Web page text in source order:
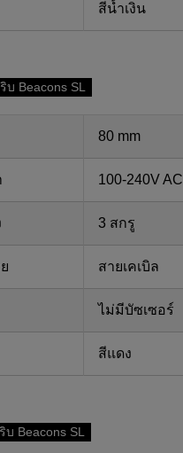
สีน้ำเงิน
บ Beacons SL
80 mm
100-240V AC
3 สกรู
สายเคเบิล
ไม่มีบัซเซอร์
สีแดง
บ Beacons SL